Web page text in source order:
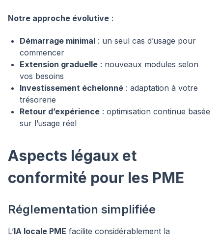
Notre approche évolutive :
Démarrage minimal : un seul cas d’usage pour
commencer
Extension graduelle : nouveaux modules selon
vos besoins
Investissement échelonné : adaptation à votre
trésorerie
Retour d’expérience : optimisation continue basée
sur l’usage réel
Aspects légaux et
conformité pour les PME
Réglementation simplifiée
L’IA locale PME facilite considérablement la